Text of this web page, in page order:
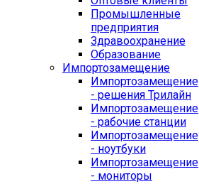
Промышленные
предприятия
Здравоохранение
Образование
Импортозамещение
Импортозамещение
- решения Трилайн
Импортозамещение
- рабочие станции
Импортозамещение
- ноутбуки
Импортозамещение
- мониторы